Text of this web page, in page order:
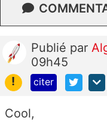
Publié par
09h45
!
citer
Cool,